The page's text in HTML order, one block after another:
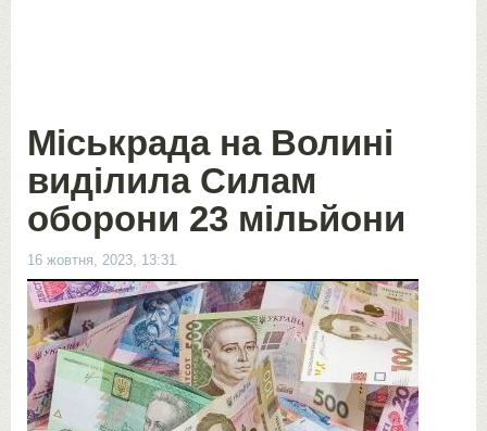
Міськрада на Волині
виділила Силам
оборони 23 мільйони
16 жовтня, 2023, 13:31